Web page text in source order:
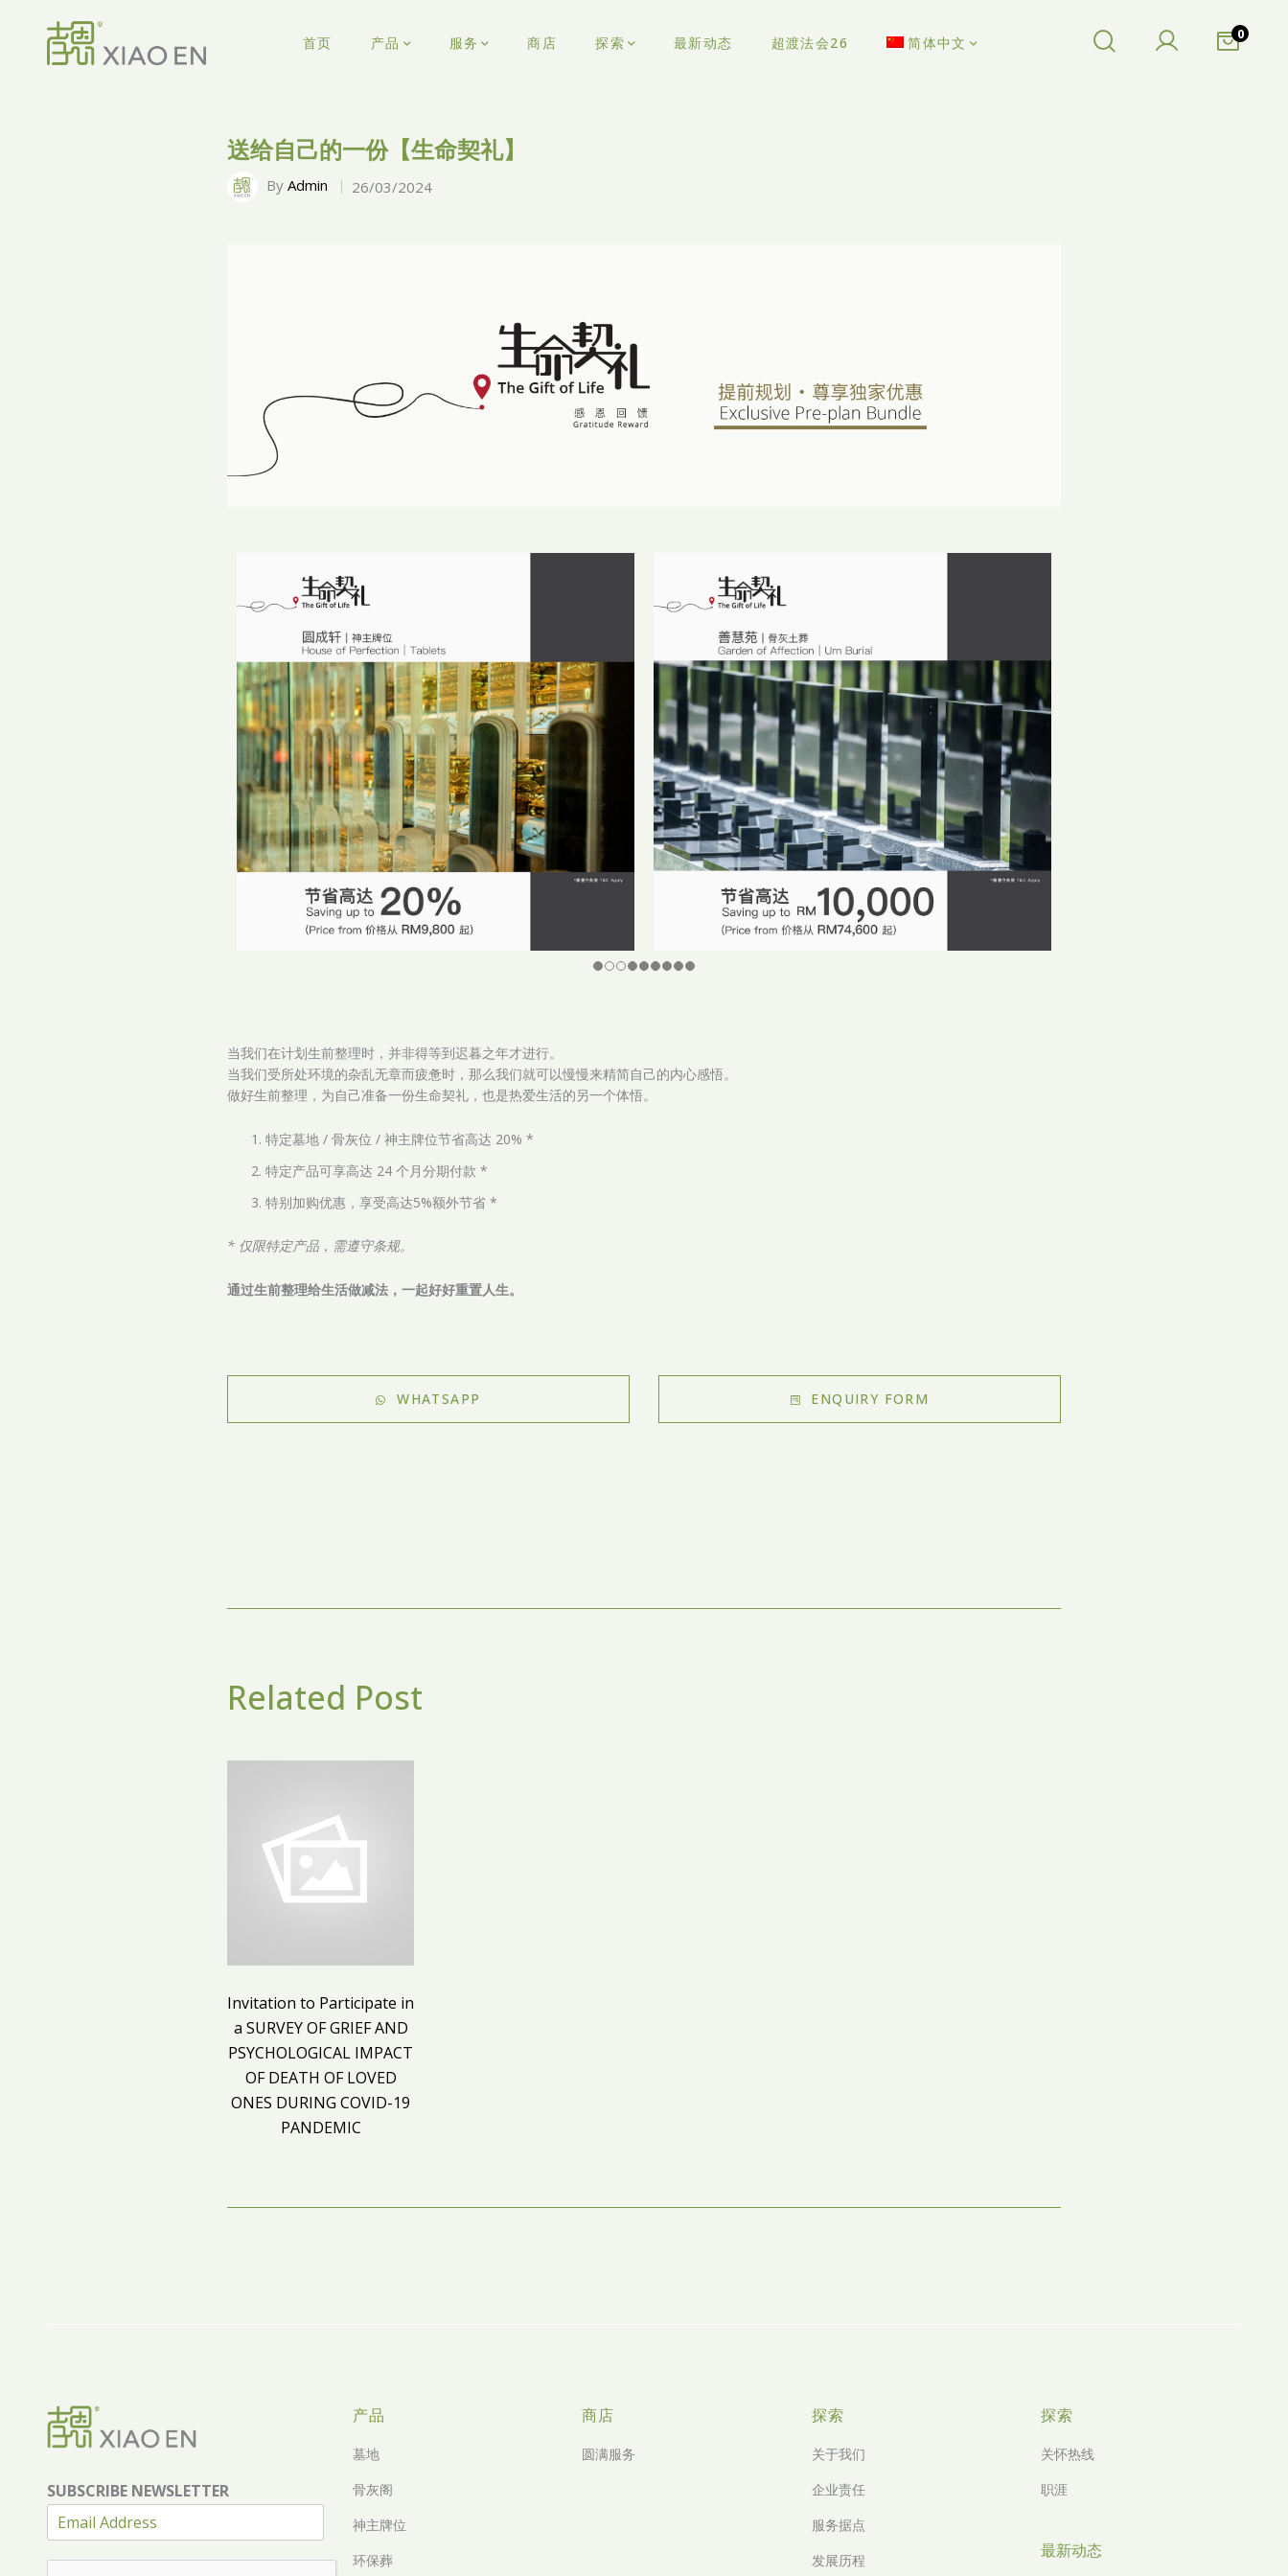
首页 产品 服务 商店 探索 最新动态 超渡法会26 简体中文 0
送给自己的一份【生命契礼】
By Admin 26/03/2024
当我们在计划生前整理时，并非得等到迟暮之年才进行。
当我们受所处环境的杂乱无章而疲惫时，那么我们就可以慢慢来精简自己的内心感悟。
做好生前整理，为自己准备一份生命契礼，也是热爱生活的另一个体悟。
特定墓地 / 骨灰位 / 神主牌位节省高达 20% *
特定产品可享高达 24 个月分期付款 *
特别加购优惠，享受高达5%额外节省 *
* 仅限特定产品，需遵守条规。
通过生前整理给生活做减法，一起好好重置人生。
WHATSAPP ENQUIRY FORM
Related Post
Invitation to Participate in
a SURVEY OF GRIEF AND
PSYCHOLOGICAL IMPACT
OF DEATH OF LOVED
ONES DURING COVID-19
PANDEMIC
SUBSCRIBE NEWSLETTER
产品
墓地
骨灰阁
神主牌位
环保葬
商店
圆满服务
探索
关于我们
企业责任
服务据点
发展历程
探索
关怀热线
职涯
最新动态